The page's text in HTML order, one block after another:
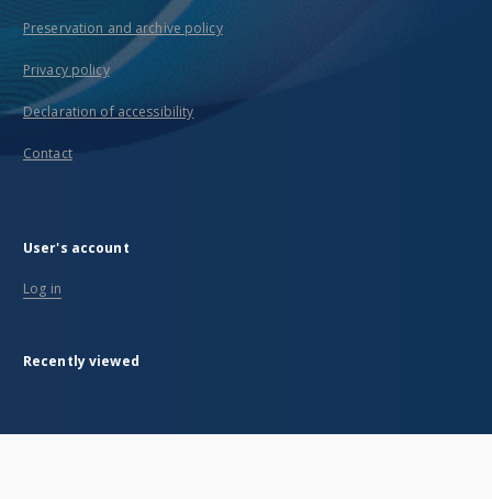
Preservation and archive policy
Privacy policy
Declaration of accessibility
Contact
User's account
Log in
Recently viewed